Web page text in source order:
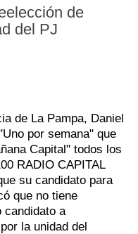
de
del PJ
de La Pampa, Daniel
por semana" que
Capital" todos los
RADIO CAPITAL
su candidato para
que no tiene
candidato a
la unidad del